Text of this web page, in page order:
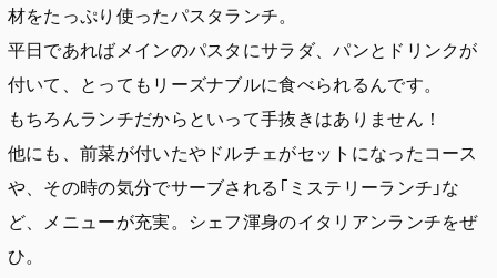
材をたっぷり使ったパスタランチ。
平日であればメインのパスタにサラダ、パンとドリンクが
付いて、とってもリーズナブルに食べられるんです。
もちろんランチだからといって手抜きはありません！
他にも、前菜が付いたやドルチェがセットになったコース
や、その時の気分でサーブされる「ミステリーランチ」な
ど、メニューが充実。シェフ渾身のイタリアンランチをぜ
ひ。